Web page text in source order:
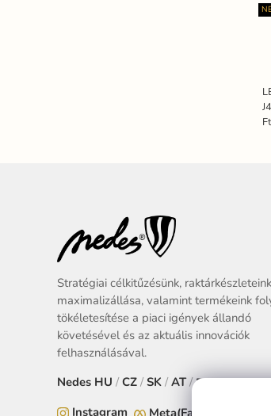
Stratégiai célkitűzésünk, raktárkészleteink
maximalizállása, valamint termékeink
tökéletesítése a piaci igények állandó
követésével és az aktuális innovációk
felhasználásával.
Nedes HU /CZ /SK / AT/EU
Instagram